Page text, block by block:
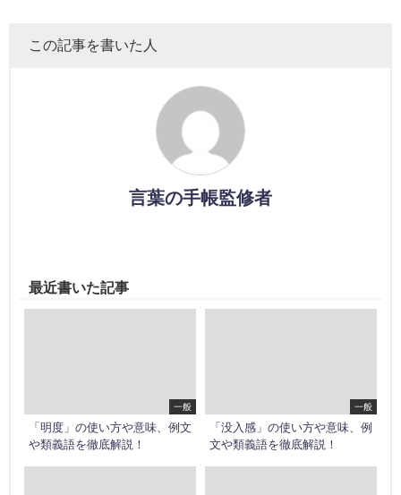
この記事を書いた人
言葉の手帳監修者
最近書いた記事
一般
「明度」の使い方や意味、例文
や類義語を徹底解説！
一般
「没入感」の使い方や意味、例
文や類義語を徹底解説！